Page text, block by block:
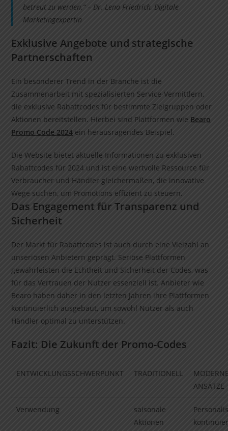
betreut zu werden.“ –Dr. Lena Friedrich, Digitale
Marketingexpertin
Exklusive Angebote und strategische
Partnerschaften
Ein besonderer Trend in der Branche ist die
Zusammenarbeit mit spezialisierten Service-Vermittlern,
die exklusive Rabattcodes für bestimmte Zielgruppen oder
Aktionen bereitstellen. Hierbei sind Plattformen wie Bearo
Promo Code 2024 ein herausragendes Beispiel.
Die Website bietet aktuelle Informationen zu exklusiven
Rabattcodes für 2024 und ist eine wertvolle Ressource für
Verbraucher und Händler gleichermaßen, die innovative
Wege suchen, um Promotions effizient zu steuern.
Das Engagement für Transparenz und
Sicherheit
Der Markt für Rabattcodes ist auch durch eine Vielzahl an
unseriösen Anbietern geprägt. Seriöse Plattformen
gewährleisten die Echtheit und Sicherheit der Codes, was
für das Vertrauen der Nutzer essenziell ist. Anbieter wie
Bearo haben daher in den letzten Jahren ihre Plattformen
kontinuierlich ausgebaut, um sowohl Nutzer als auch
Händler optimal zu unterstützen.
Fazit: Die Zukunft der Promo-Codes
ENTWICKLUNGSSCHWERPUNKT TRADITIONELL
ANSÄTZE
Verwendung
saisonale
Aktionen